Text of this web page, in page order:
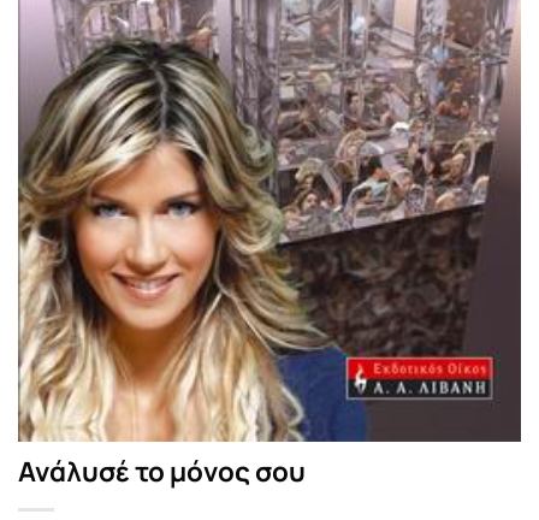
Ανάλυσέ το μόνος σου